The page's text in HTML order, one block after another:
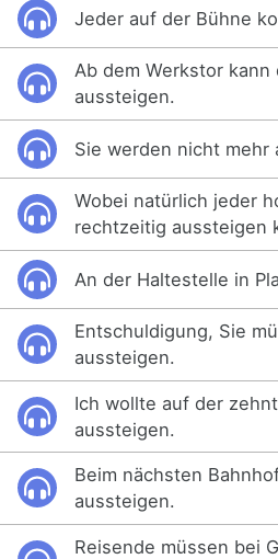
Jeder auf der Bühne
Ab dem Werkstor kann
aussteigen.
Sie werden nicht mehr
Wobei natürlich jeder
rechtzeitig aussteigen
An der Haltestelle in
Entschuldigung, Sie
aussteigen.
Ich wollte auf der
aussteigen.
Beim nächsten
aussteigen.
Reisende müssen bei